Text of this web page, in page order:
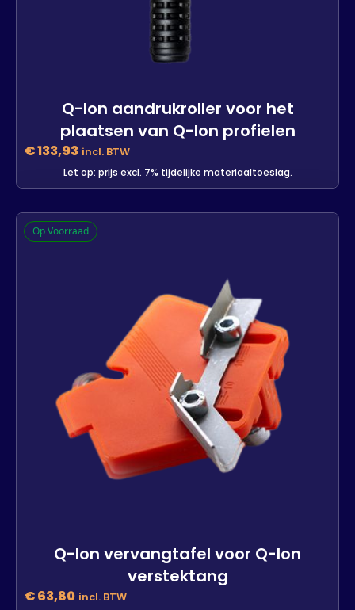
Q-lon aandrukroller voor het
plaatsen van Q-lon profielen
€133,93 incl. BTW
Let op: prijs excl. 7% tijdelijke materiaaltoeslag.
Q-lon aandrukroller voor het
plaatsen van Q-lon profielen
+
Op Voorraad
Q-lon vervangtafel voor Q-lon
verstektang
€63,80 incl. BTW